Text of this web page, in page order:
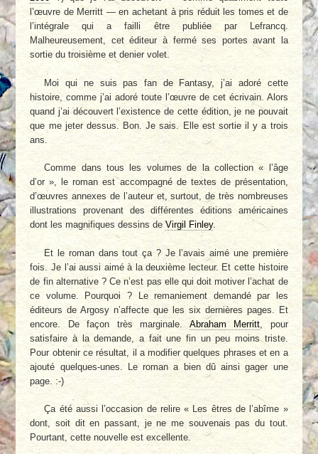
l’œuvre de Merritt — en achetant à pris réduit les tomes et de
l’intégrale qui a failli être publiée par Lefrancq.
Malheureusement, cet éditeur à fermé ses portes avant la
sortie du troisième et denier volet.
Moi qui ne suis pas fan de Fantasy, j’ai adoré cette
histoire, comme j’ai adoré toute l’œuvre de cet écrivain. Alors
quand j’ai découvert l’existence de cette édition, je ne pouvait
que me jeter dessus. Bon. Je sais. Elle est sortie il y a trois
ans.
Comme dans tous les volumes de la collection « l’âge
d’or », le roman est accompagné de textes de présentation,
d’œuvres annexes de l’auteur et, surtout, de très nombreuses
illustrations provenant des différentes éditions américaines
dont les magnifiques dessins deVirgil Finley.
Et le roman dans tout ça ? Je l’avais aimé une première
fois. Je l’ai aussi aimé à la deuxième lecteur. Et cette histoire
de fin alternative ? Ce n’est pas elle qui doit motiver l’achat de
ce volume. Pourquoi ? Le remaniement demandé par les
éditeurs de Argosy n’affecte que les six dernières pages. Et
encore. De façon très marginale. Abraham Merritt , pour
satisfaire à la demande, a fait une fin un peu moins triste.
Pour obtenir ce résultat, il a modifier quelques phrases et en a
ajouté quelques-unes. Le roman a bien dû ainsi gager une
page. :-)
Ça été aussi l’occasion de relire « Les êtres de l’abîme »
dont, soit dit en passant, je ne me souvenais pas du tout.
Pourtant, cette nouvelle est excellente.